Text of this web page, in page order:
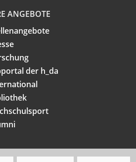
ANGEBOTE
der h_da